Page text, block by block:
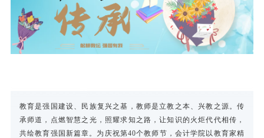
教育是强国建设、民族复兴之基，教师是立教之本、兴教之源。传
承师道，点燃智慧之光，照耀求知之路，让知识的火炬代代相传，
共绘教育强国新篇章。为庆祝第40个教师节，会计学院以教育家精